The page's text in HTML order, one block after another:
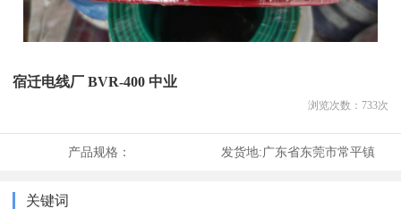
宿迁电线厂 BVR-400 中业
浏览次数： 733次
产品规格： 发货地:广东省东莞市常平镇
关键词